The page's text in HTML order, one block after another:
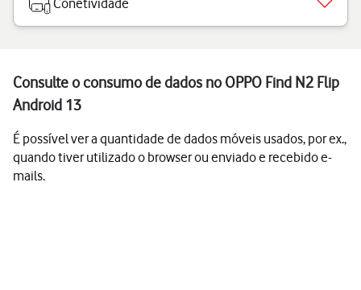
Conetividade
Consulte o consumo de dados no OPPO Find N2 Flip
Android 13
É possível ver a quantidade de dados móveis usados, por ex.,
quando tiver utilizado o browser ou enviado e recebido e-
mails.